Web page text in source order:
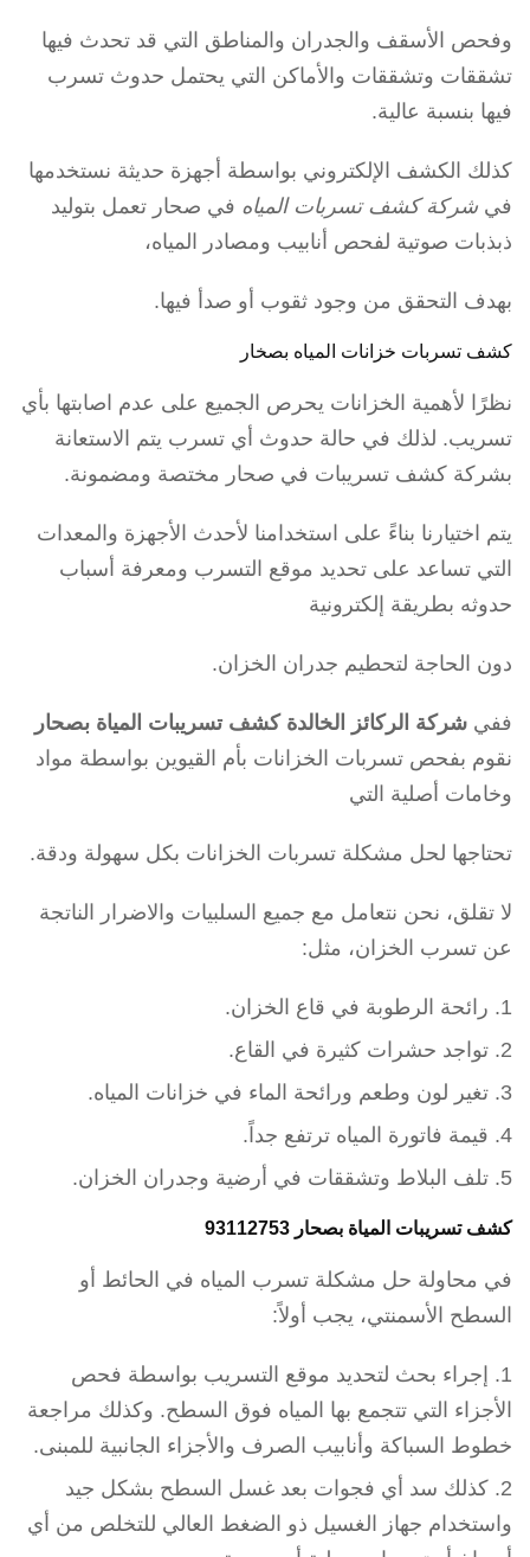
وفحص الأسقف والجدران والمناطق التي قد تحدث فيها
تشققات وتشققات والأماكن التي يحتمل حدوث تسرب
فيها بنسبة عالية.
كذلك الكشف الإلكتروني بواسطة أجهزة حديثة نستخدمها
في شركة كشف تسربات المياه في صحار تعمل بتوليد
ذبذبات صوتية لفحص أنابيب ومصادر المياه،
بهدف التحقق من وجود ثقوب أو صدأ فيها.
كشف تسربات خزانات المياه بصخار
نظرًا لأهمية الخزانات يحرص الجميع على عدم اصابتها بأي
تسريب. لذلك في حالة حدوث أي تسرب يتم الاستعانة
بشركة كشف تسريبات في صحار مختصة ومضمونة.
يتم اختيارنا بناءً على استخدامنا لأحدث الأجهزة والمعدات
التي تساعد على تحديد موقع التسرب ومعرفة أسباب
حدوثه بطريقة إلكترونية
دون الحاجة لتحطيم جدران الخزان.
ففي شركة الركائز الخالدة كشف تسريبات المياة بصحار
نقوم بفحص تسربات الخزانات بأم القيوين بواسطة مواد
وخامات أصلية التي
تحتاجها لحل مشكلة تسربات الخزانات بكل سهولة ودقة.
لا تقلق، نحن نتعامل مع جميع السلبيات والاضرار الناتجة
عن تسرب الخزان، مثل:
رائحة الرطوبة في قاع الخزان.
تواجد حشرات كثيرة في القاع.
تغير لون وطعم ورائحة الماء في خزانات المياه.
قيمة فاتورة المياه ترتفع جداً.
تلف البلاط وتشققات في أرضية وجدران الخزان.
كشف تسريبات المياة بصحار 93112753
في محاولة حل مشكلة تسرب المياه في الحائط أو
السطح الأسمنتي، يجب أولاً:
إجراء بحث لتحديد موقع التسريب بواسطة فحص
الأجزاء التي تتجمع بها المياه فوق السطح. وكذلك مراجعة
خطوط السباكة وأنابيب الصرف والأجزاء الجانبية للمبنى.
كذلك سد أي فجوات بعد غسل السطح بشكل جيد
واستخدام جهاز الغسيل ذو الضغط العالي للتخلص من أي